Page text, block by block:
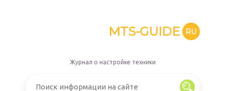
MTS-GUIDE RU
Журнал о настройке техники